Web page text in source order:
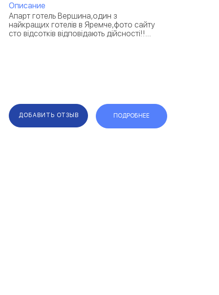
Описание
Апарт готель Вершина,один з
найкращих готелів в Яремче,фото сайту
сто відсотків відповідають дійсності!!...
ДОБАВИТЬ ОТЗЫВ ПОДРОБНЕЕ